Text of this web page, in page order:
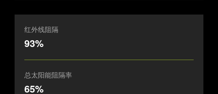
红外线阻隔
93%
总太阳能阻隔率
65%